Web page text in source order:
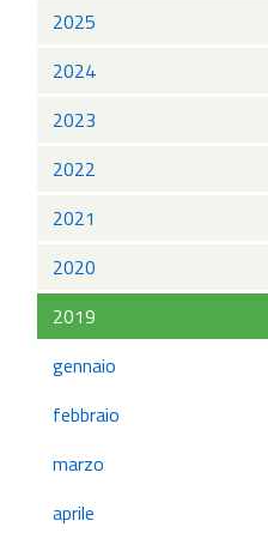
2025
2024
2023
2022
2021
2020
2019
gennaio
febbraio
marzo
aprile